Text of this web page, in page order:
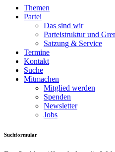
Themen
Partei
Das sind wir
Parteistruktur und
Satzung & Service
Termine
Kontakt
Suche
Mitmachen
Mitglied werden
Spenden
Newsletter
Jobs
Suchformular